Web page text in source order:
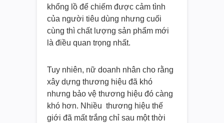
khổng lồ để chiếm được cảm tình
của người tiêu dùng nhưng cuối
cùng thì chất lượng sản phẩm mới
là điều quan trọng nhất.
Tuy nhiên, nữ doanh nhân cho rằng
xây dựng thương hiệu đã khó
nhưng bảo vệ thương hiệu đó càng
khó hơn. Nhiều thương hiệu thế
giới đã mất trắng chỉ sau một thời